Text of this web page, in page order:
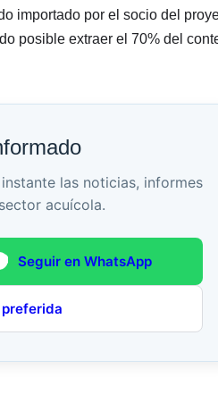
importado por el socio del
posible extraer el 70% del
las noticias, informes
acuícola.
Seguir en WhatsApp